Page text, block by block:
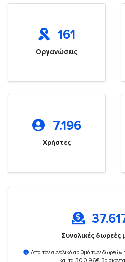
161
Οργανώσεις
7.196
Χρήστες
Συνολικές δωρεές
Από τον συνολικό αριθμό των δωρεών
και τα 300,96€